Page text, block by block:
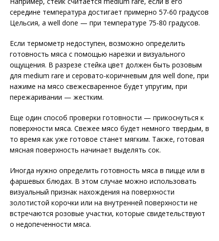
середине температура достигает примерно 57-60 градусов
Цельсия, а well done — при температуре 75-80 градусов.
Если термометр недоступен, возможно определить
готовность мяса с помощью нарезки и визуального
ощущения. В разрезе стейка цвет должен быть розовым
для medium rare и серовато-коричневым для well done, при
нажиме на мясо свежесваренное будет упругим, при
пережаривании — жестким.
Еще один способ проверки готовности — прикоснуться к
поверхности мяса. Свежее мясо будет немного твердым, в
то время как уже готовое станет мягким. Также, готовая
мясная поверхность начинает выделять сок.
Иногда нужно определить готовность мяса в пицце или в
фаршевых блюдах. В этом случае можно использовать
визуальный признак нахождения на поверхности
золотистой корочки или на внутренней поверхности не
встречаются розовые участки, которые свидетельствуют
о недопеченности мяса.